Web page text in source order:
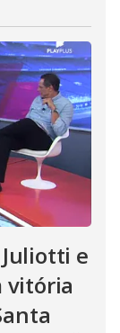
Juliotti e
vitória